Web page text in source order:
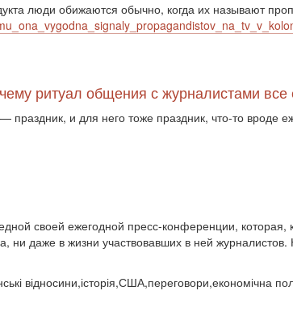
люди обижаются обычно, когда их называют
ритуал общения с журналистами
и для него тоже праздник, что-то вроде
своей ежегодной пресс-конференции, которая,
ни даже в жизни участвовавших в ней
відносини,історія,США,переговори,економічна